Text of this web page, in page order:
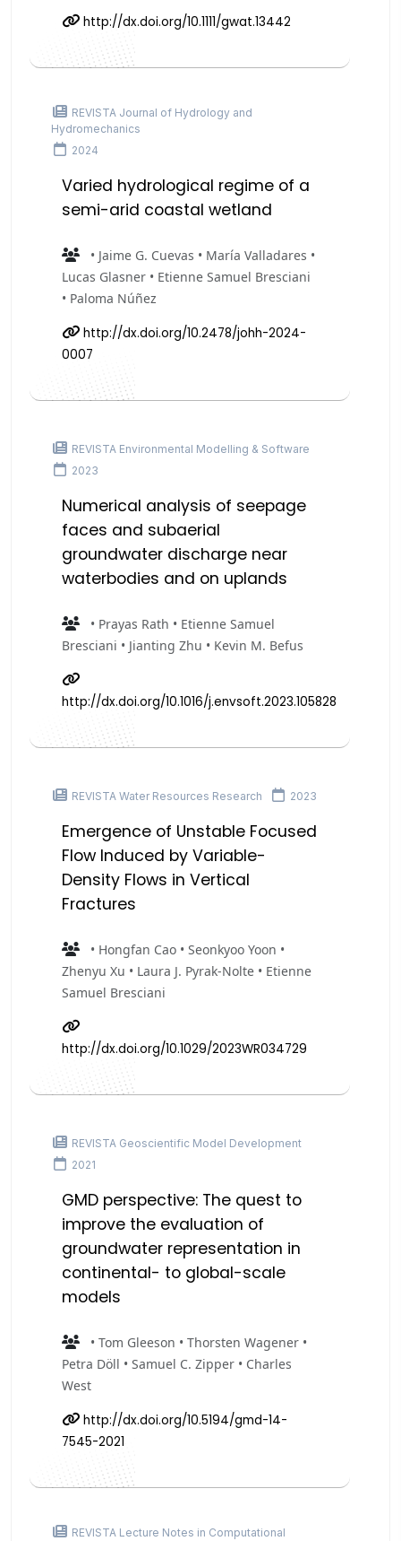
http://dx.doi.org/10.1111/gwat.13442
REVISTA Journal of Hydrology and
Hydromechanics
2024
Varied hydrological regime of a
semi-arid coastal wetland
• Jaime G. Cuevas • María Valladares •
Lucas Glasner • Etienne Samuel Bresciani
• Paloma Núñez
http://dx.doi.org/10.2478/johh-2024-
0007
REVISTA Environmental Modelling & Software
2023
Numerical analysis of seepage
faces and subaerial
groundwater discharge near
waterbodies and on uplands
• Prayas Rath • Etienne Samuel
Bresciani • Jianting Zhu • Kevin M. Befus
http://dx.doi.org/10.1016/j.envsoft.2023.105828
REVISTA Water Resources Research 2023
Emergence of Unstable Focused
Flow Induced by Variable-
Density Flows in Vertical
Fractures
• Hongfan Cao • Seonkyoo Yoon •
Zhenyu Xu • Laura J. Pyrak-Nolte • Etienne
Samuel Bresciani
http://dx.doi.org/10.1029/2023WR034729
REVISTA Geoscientific Model Development
2021
GMD perspective: The quest to
improve the evaluation of
groundwater representation in
continental- to global-scale
models
• Tom Gleeson • Thorsten Wagener •
Petra Döll • Samuel C. Zipper • Charles
West
http://dx.doi.org/10.5194/gmd-14-
7545-2021
REVISTA Lecture Notes in Computational